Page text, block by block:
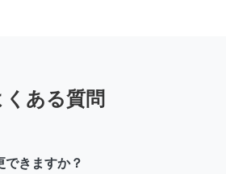
くある質問
できますか？